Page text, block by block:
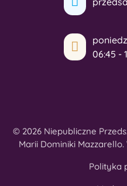
06:45 -
© 2026 Niepubliczne
Marii Dominiki
Polityka